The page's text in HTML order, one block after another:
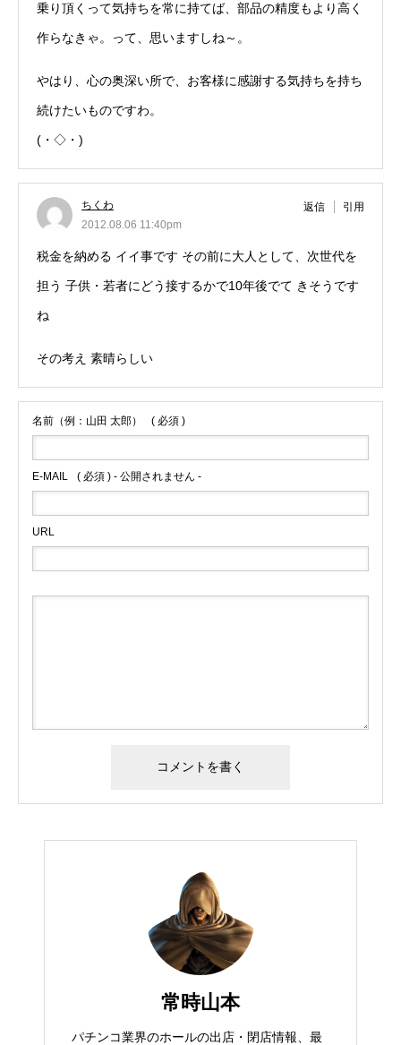
乗り頂くって気持ちを常に持てば、部品の精度もより高く
作らなきゃ。って、思いますしね～。
やはり、心の奥深い所で、お客様に感謝する気持ちを持ち
続けたいものですわ。
(・◇・)
ちくわ
2012.08.06 11:40pm
返信 引用
税金を納める イイ事です その前に大人として、次世代を
担う 子供・若者にどう接するかで10年後でて きそうです
ね
その考え 素晴らしい
名前（例：山田 太郎） ( 必須 )
E-MAIL ( 必須 ) - 公開されません -
URL
常時山本
パチンコ業界のホールの出店・閉店情報、最